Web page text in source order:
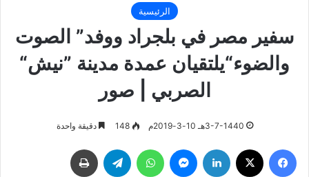
الرئيسية
سفير مصر في بلجراد ووفد” الصوت
والضوء“يلتقيان عمدة مدينة ”نيش“
الصربي | صور
3-7-1440هـ 10-3-2019م 148 دقيقة واحدة